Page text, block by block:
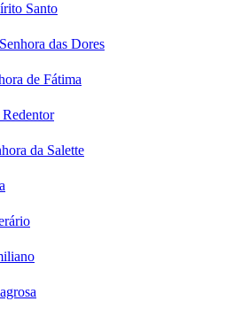
Santo
das Dores
de Fátima
da Salette